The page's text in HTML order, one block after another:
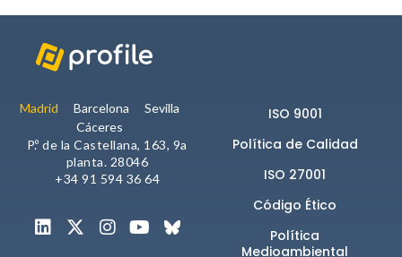
Madrid Barcelona
Sevilla
Cáceres
P.º de la Castellana, 163, 9a
planta. 28046
+34 91 594 36 64
ISO 9001
Política de Calidad
ISO 27001
Código Ético
Política
Medioambiental